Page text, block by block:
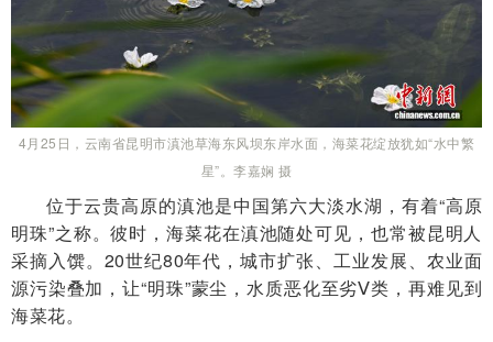
4月25日，云南省昆明市滇池草海东风坝东岸水面，海菜花绽放犹如“水中繁
星”。李嘉娴 摄
位于云贵高原的滇池是中国第六大淡水湖，有着“高原
明珠”之称。彼时，海菜花在滇池随处可见，也常被昆明人
采摘入馔。20世纪80年代，城市扩张、工业发展、农业面
源污染叠加，让“明珠”蒙尘，水质恶化至劣Ⅴ类，再难见到
海菜花。